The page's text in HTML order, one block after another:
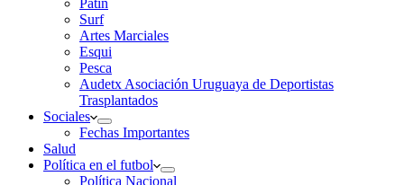
Patin
Surf
Artes Marciales
Esqui
Pesca
Audetx Asociación Uruguaya de Deportistas
Trasplantados
Sociales
Fechas Importantes
Salud
Política en el futbol
Política Nacional